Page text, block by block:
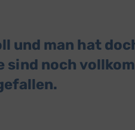
und man hat
sind noch